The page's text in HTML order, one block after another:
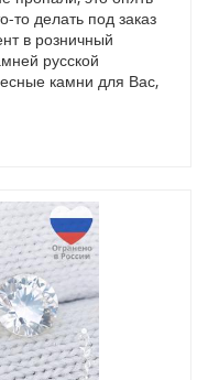
то делать под заказ
в розничный
русской
камни для Вас,